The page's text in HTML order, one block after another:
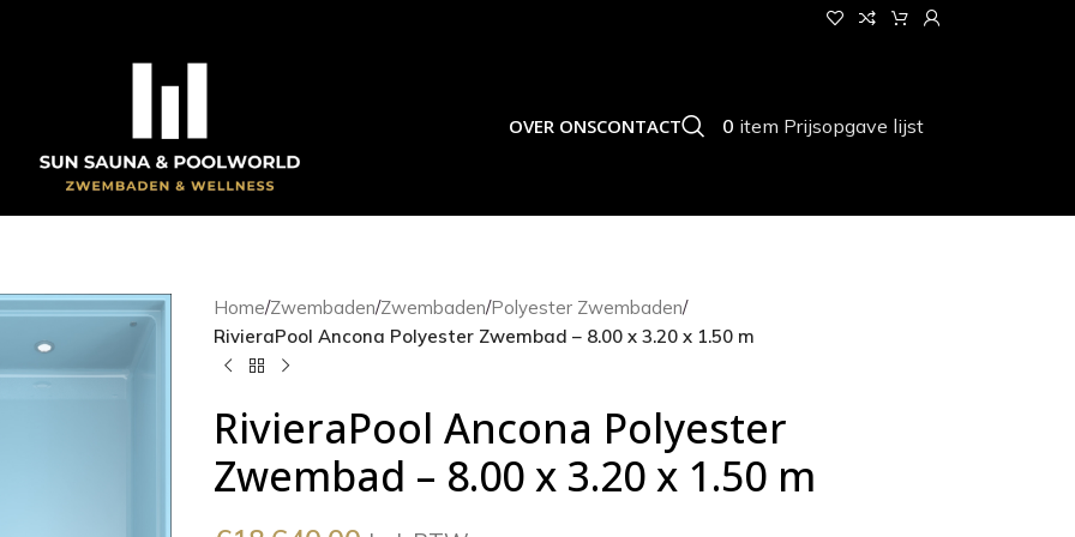
OVER ONSCONTACT 0 item Prijsopgave lijst
Home/Zwembaden/Zwembaden/Polyester Zwembaden/
RivieraPool Ancona Polyester Zwembad – 8.00 x 3.20 x 1.50 m
RivieraPool Ancona Polyester
Zwembad – 8.00 x 3.20 x 1.50 m